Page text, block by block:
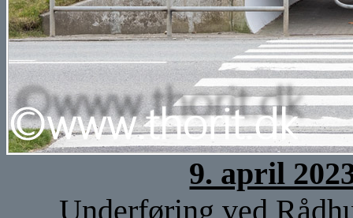
9. april
Underføring ved